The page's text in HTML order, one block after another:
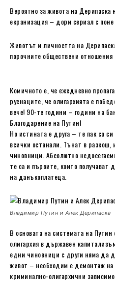
Вероятно за живота на Дерипаска
екранизация – дори сериал с
Животът и личността на
порочните обществени
Комичното е, че ежедневно
руснаците, че олигархията е
вече! 90-те години – години на
Благодарение на Путин!
Но истината е друга – те пак са
всички останали. Тънат в разкош,
чиновници. Абсолютно
те са и първите, които
на данъкоплатеца.
Владимир Путин и Алек Дерипаска
В основата на системата на Путин
олигархия в държавен
едни чиновници с други няма да
живот – необходим е демонтаж
криминално-олигархични